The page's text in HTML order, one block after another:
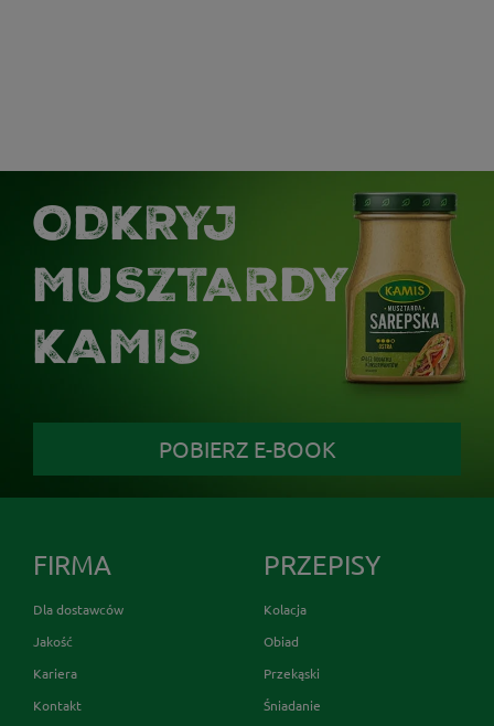
ODKRYJ
MUSZTARDY
KAMIS
POBIERZ E-BOOK
FIRMA
Dla dostawców
Jakość
Kariera
Kontakt
PRZEPISY
Kolacja
Obiad
Przekąski
Śniadanie